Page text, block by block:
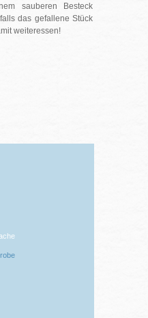
sauberen Besteck
das gefallene Stück
weiteressen!